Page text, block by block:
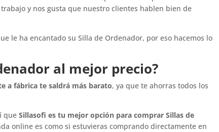
y nos gusta que nuestro clientes hablen bien de
le ha encantado su Silla de Ordenador, por eso hacemos lo
al mejor precio?
a fábrica te saldrá más barato, ya que te ahorras todos los
queSillasofi es tu mejor opción para comprar Sillas de
online es como si estuvieras comprando directamente en